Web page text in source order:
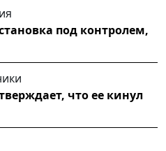
под контролем,
что ее кинул